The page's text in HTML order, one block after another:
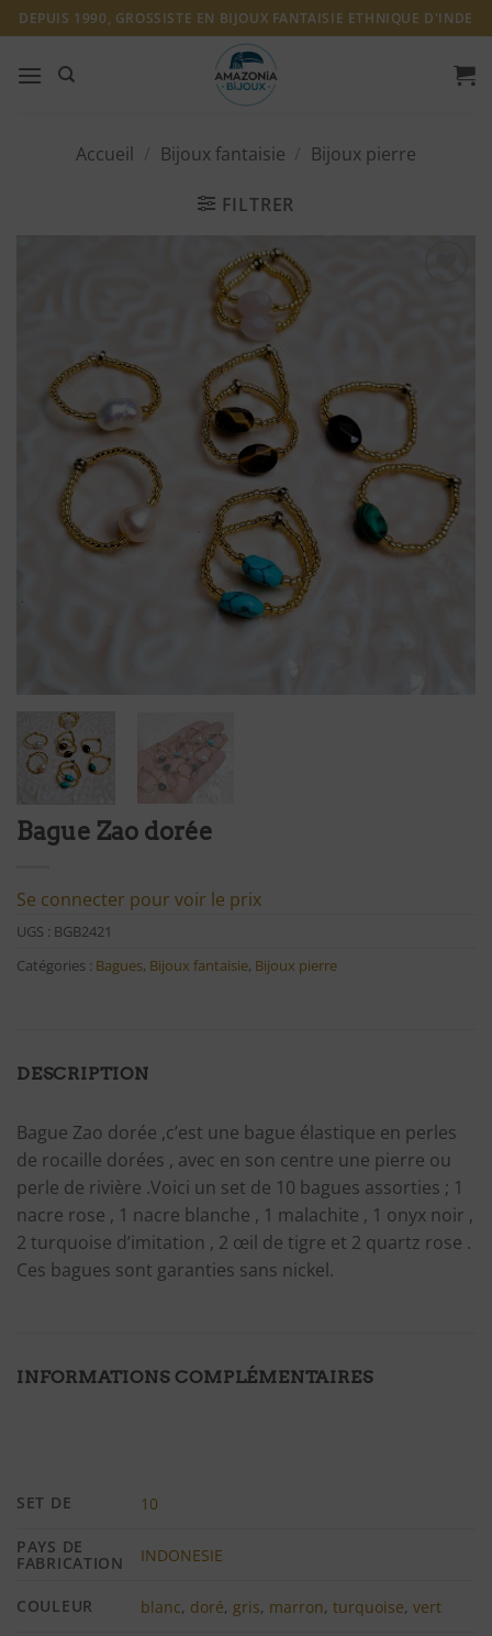
Passer
au
contenu
DEPUIS 1990, GROSSISTE EN BIJOUX FANTAISIE ETHNIQUE D'INDE
Accueil Bijoux fantaisie Bijoux pierre
FILTRER
Bague Zao dorée
Se connecter pour voir le prix
UGS : BGB2421
Catégories : Bagues, Bijoux fantaisie, Bijoux pierre
DESCRIPTION
Bague Zao dorée ,c’est une bague élastique en perles
de rocaille dorées , avec en son centre une pierre ou
perle de rivière .Voici un set de 10 bagues assorties ; 1
nacre rose , 1 nacre blanche , 1 malachite , 1 onyx noir ,
2 turquoise d’imitation , 2 œil de tigre et 2 quartz rose .
Ces bagues sont garanties sans nickel.
INFORMATIONS COMPLÉMENTAIRES
SET DE 10
PAYS DE
FABRICATION INDONESIE
COULEUR blanc, doré, gris, marron,turquoise,vert